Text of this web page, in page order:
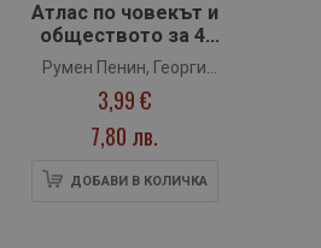
Атлас по човекът и
обществото за 4.
клас +
Аудиоинформация
(Атласи)
Румен Пенин, Георги
Якимов
3,99 €
7,80 лв.
ДОБАВИ В КОЛИЧКА